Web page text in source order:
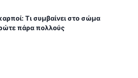
Τι συμβαίνει στο σώμα
πάρα πολλούς